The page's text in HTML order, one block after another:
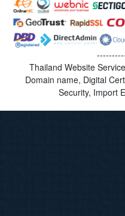
Thailand Website
Domain name, Digital
Security, Import